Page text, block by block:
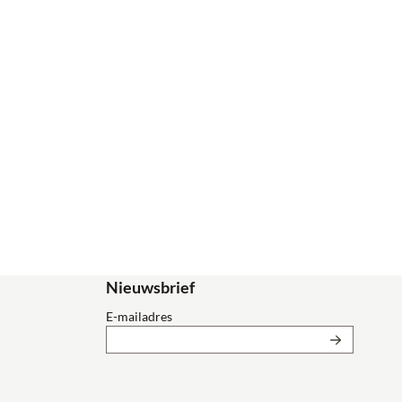
Nieuwsbrief
E-mailadresVul je e-mailadres in voor de nieuwsbrief